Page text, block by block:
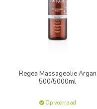
Regea Massageolie Argan
500/5000ml
Op voorraad